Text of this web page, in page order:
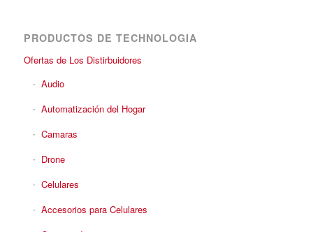
PRODUCTOS DE TECHNOLOGIA
Ofertas de Los Distirbuidores
Audio
Automatización del Hogar
Camaras
Drone
Celulares
Accesorios para Celulares